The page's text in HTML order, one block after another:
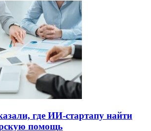
где ИИ-стартапу найти
помощь